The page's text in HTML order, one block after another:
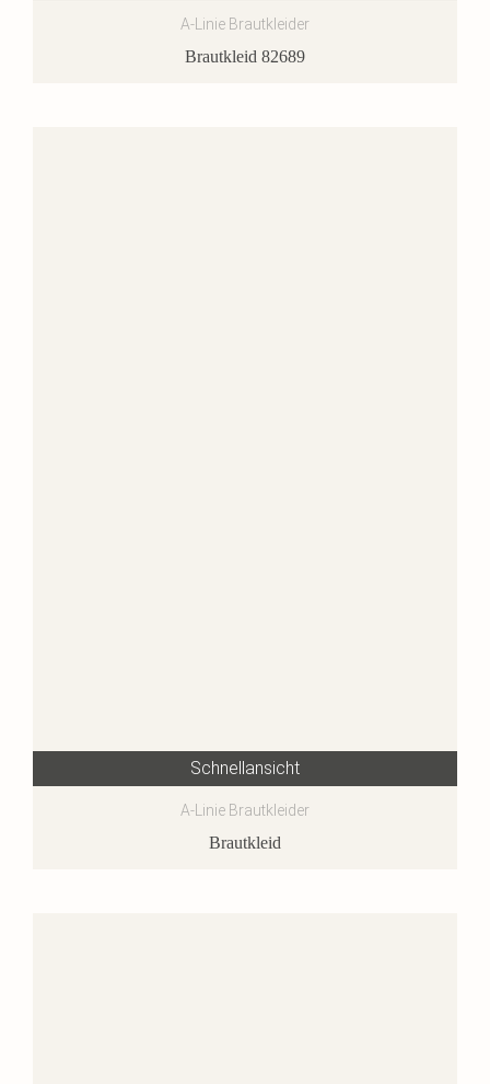
A-Linie Brautkleider
Brautkleid 82689
Schnellansicht
A-Linie Brautkleider
Brautkleid